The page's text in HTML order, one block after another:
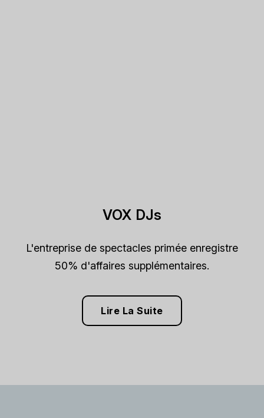
VOX DJs
L'entreprise de spectacles primée enregistre
50% d'affaires supplémentaires.
Lire La Suite